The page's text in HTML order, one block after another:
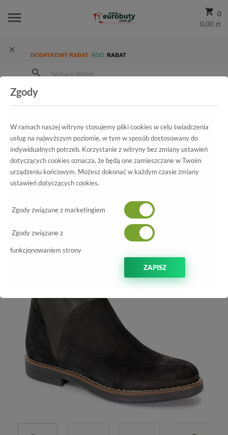
0
0,00 zł
DODATKOWY RABAT KOD: RABAT
Kolekcja damska
Trzewiki i Botki
Wszystkie produkty
863/0 Czarny 9+ Czarny 21
Zgody
W ramach naszej witryny stosujemy pliki cookies w celu świadczenia
usług na najwyższym poziomie, w tym w sposób dostosowany do
indywidualnych potrzeb. Korzystanie z witryny bez zmiany ustawień
dotyczących cookies oznacza, że będą one zamieszczane w Twoim
urządzeniu końcowym. Możesz dokonać w każdym czasie zmiany
ustawień dotyczących cookies.
Zgody związane z marketingiem
Zgody związane z
funkcjonowaniem strony
ZAPISZ